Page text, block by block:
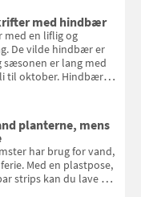
med hindbær
en liflig og
De vilde hindbær er
sæsonen er lang med
til oktober. Hindbær
i alt fra
til is og syltning.
planterne, mens
har brug for vand,
Med en plastpose,
strips kan du lave dit